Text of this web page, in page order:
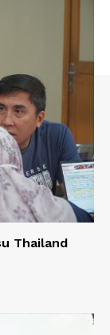
Thailand